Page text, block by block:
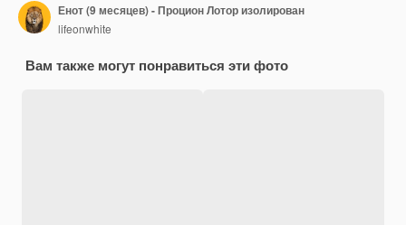
Енот (9 месяцев) - Процион Лотор изолирован
lifeonwhite
Вам также могут понравиться эти фото